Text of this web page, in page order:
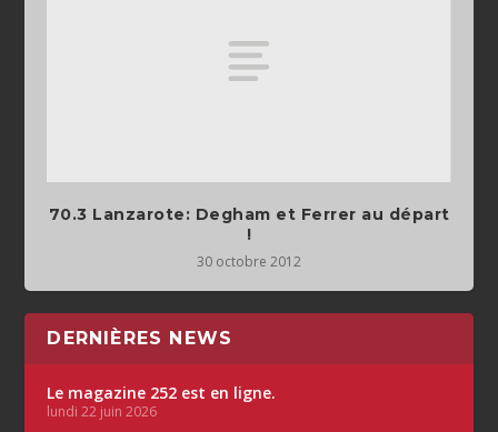
70.3 Lanzarote: Degham et Ferrer au départ
!
30 octobre 2012
DERNIÈRES NEWS
Le magazine 252 est en ligne.
lundi 22 juin 2026